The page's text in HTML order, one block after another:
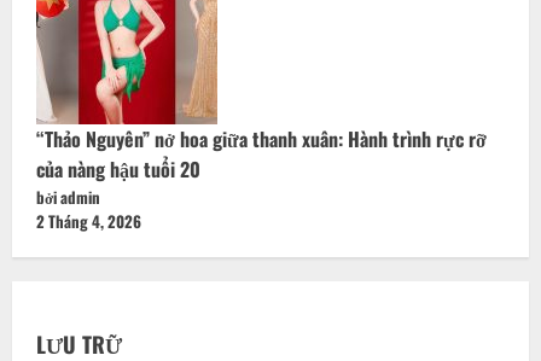
“Thảo Nguyên” nở hoa giữa thanh xuân: Hành trình rực rỡ
của nàng hậu tuổi 20
bởi admin
2 Tháng 4, 2026
LƯU TRỮ